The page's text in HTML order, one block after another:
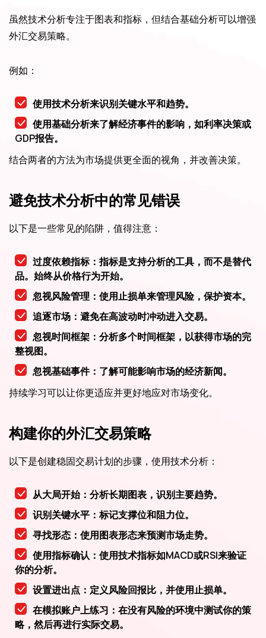
虽然技术分析专注于图表和指标，但结合基础分析可以增强
外汇交易策略。
例如：
使用技术分析来识别关键水平和趋势。
使用基础分析来了解经济事件的影响，如利率决策或
GDP报告。
结合两者的方法为市场提供更全面的视角，并改善决策。
避免技术分析中的常见错误
以下是一些常见的陷阱，值得注意：
过度依赖指标：指标是支持分析的工具，而不是替代
品。始终从价格行为开始。
忽视风险管理：使用止损单来管理风险，保护资本。
追逐市场：避免在高波动时冲动进入交易。
忽视时间框架：分析多个时间框架，以获得市场的完
整视图。
忽视基础事件：了解可能影响市场的经济新闻。
持续学习可以让你更适应并更好地应对市场变化。
构建你的外汇交易策略
以下是创建稳固交易计划的步骤，使用技术分析：
从大局开始：分析长期图表，识别主要趋势。
识别关键水平：标记支撑位和阻力位。
寻找形态：使用图表形态来预测市场走势。
使用指标确认：使用技术指标如MACD或RSI来验证
你的分析。
设置进出点：定义风险回报比，并使用止损单。
在模拟账户上练习：在没有风险的环境中测试你的策
略，然后再进行实际交易。